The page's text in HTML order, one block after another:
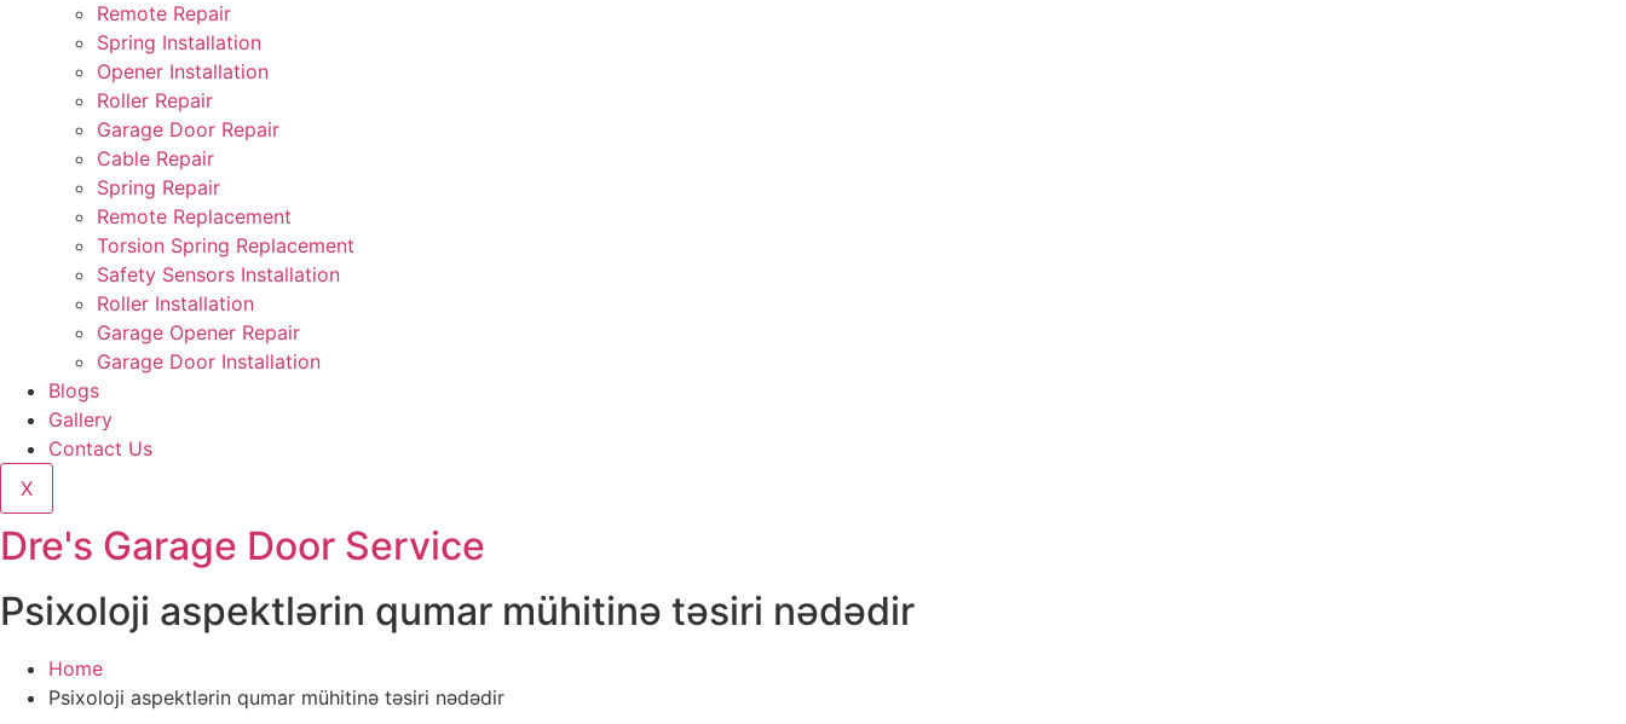
Remote Repair
Spring Installation
Opener Installation
Roller Repair
Garage Door Repair
Cable Repair
Spring Repair
Remote Replacement
Torsion Spring Replacement
Safety Sensors Installation
Roller Installation
Garage Opener Repair
Garage Door Installation
Blogs
Gallery
Contact Us
X
Dre's Garage Door Service
Psixoloji aspektlərin qumar mühitinə təsiri nədədir
Home
Psixoloji aspektlərin qumar mühitinə təsiri nədədir